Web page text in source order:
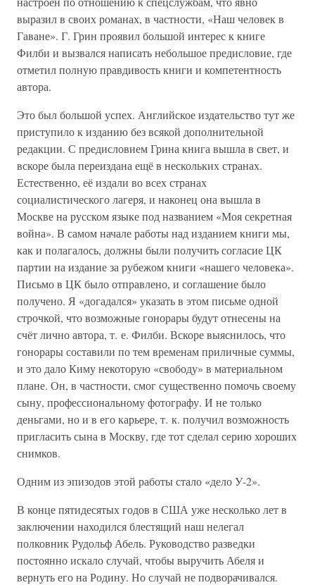
выразил в своих романах, в частности, «Наш человек в
Гаване». Г. Грин проявил большой интерес к книге
Филби и вызвался написать небольшое предисловие, где
отметил полную правдивость книги и компетентность
автора.
Это был большой успех. Английское издательство тут же
приступило к изданию без всякой дополнительной
редакции. С предисловием Грина книга вышла в свет, и
вскоре была переиздана ещё в нескольких странах.
Естественно, её издали во всех странах
социалистического лагеря, и наконец она вышла в
Москве на русском языке под названием «Моя секретная
война». В самом начале работы над изданием книги мы,
как и полагалось, должны были получить согласие ЦК
партии на издание за рубежом книги «нашего человека».
Письмо в ЦК было отправлено, и соглашение было
получено. Я «догадался» указать в этом письме одной
строчкой, что возможные гонорары будут отнесены на
счёт лично автора, т. е. Филби. Вскоре выяснилось, что
гонорары составили по тем временам приличные суммы,
и это дало Киму некоторую «свободу» в материальном
плане. Он, в частности, смог существенно помочь своему
сыну, профессиональному фотографу. И не только
деньгами, но и в его карьере, т. к. получил возможность
пригласить сына в Москву, где тот сделал серию хороших
снимков.
Одним из эпизодов этой работы стало «дело У-2».
В конце пятидесятых годов в США уже несколько лет в
заключении находился блестящий наш нелегал
полковник Рудольф Абель. Руководство разведки
постоянно искало случай, чтобы выручить Абеля и
вернуть его на Родину. Но случай не подворачивался.